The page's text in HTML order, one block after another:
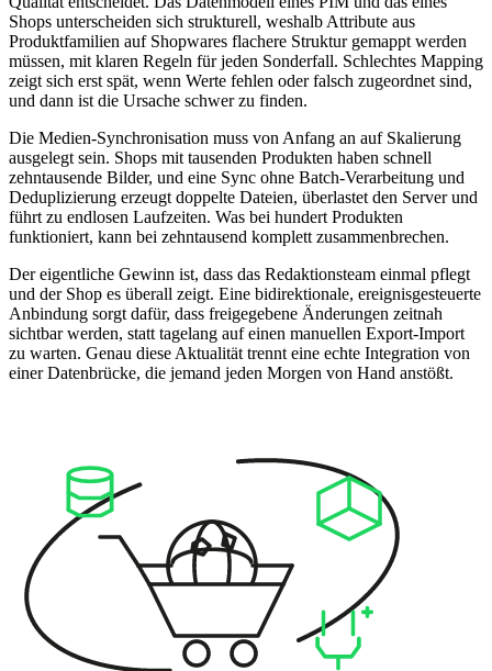
Shops unterscheiden sich strukturell, weshalb Attribute aus
Produktfamilien auf Shopwares flachere Struktur gemappt werden
müssen, mit klaren Regeln für jeden Sonderfall. Schlechtes Mapping
zeigt sich erst spät, wenn Werte fehlen oder falsch zugeordnet sind,
und dann ist die Ursache schwer zu finden.
Die Medien-Synchronisation muss von Anfang an auf Skalierung
ausgelegt sein. Shops mit tausenden Produkten haben schnell
zehntausende Bilder, und eine Sync ohne Batch-Verarbeitung und
Deduplizierung erzeugt doppelte Dateien, überlastet den Server und
führt zu endlosen Laufzeiten. Was bei hundert Produkten
funktioniert, kann bei zehntausend komplett zusammenbrechen.
Der eigentliche Gewinn ist, dass das Redaktionsteam einmal pflegt
und der Shop es überall zeigt. Eine bidirektionale, ereignisgesteuerte
Anbindung sorgt dafür, dass freigegebene Änderungen zeitnah
sichtbar werden, statt tagelang auf einen manuellen Export-Import
zu warten. Genau diese Aktualität trennt eine echte Integration von
einer Datenbrücke, die jemand jeden Morgen von Hand anstößt.